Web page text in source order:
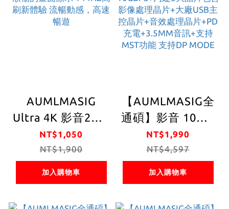
1*USB3.0(5GBPS)
AUMLMASIG
Ultra 4K 影音2合1
擴充集線器 2in1-
Connector 雙螢幕
FULL HD
1080P/UHD 4K 解
析度 順暢的畫面顯
NT$1,050
NT$1,900
加入購物車
【AUMLMASIG全
通碩】影音 10合1
擴充全功能金屬機
集線器+HDMI 4K
輸出+PD+USB3.2
GEN2 10GBPS+內
NT$1,990
NT$4,597
加入購物車